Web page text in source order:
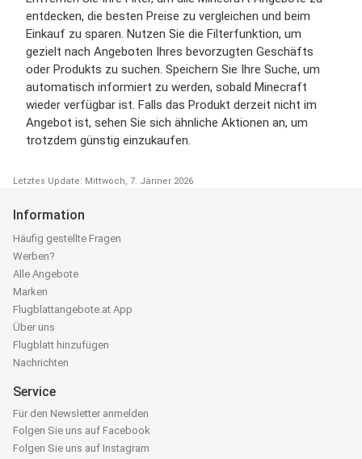
entdecken, die besten Preise zu vergleichen und beim
Einkauf zu sparen. Nutzen Sie die Filterfunktion, um
gezielt nach Angeboten Ihres bevorzugten Geschäfts
oder Produkts zu suchen. Speichern Sie Ihre Suche, um
automatisch informiert zu werden, sobald Minecraft
wieder verfügbar ist. Falls das Produkt derzeit nicht im
Angebot ist, sehen Sie sich ähnliche Aktionen an, um
trotzdem günstig einzukaufen.
Letztes Update: Mittwoch, 7. Jänner 2026
Information
Häufig gestellte Fragen
Werben?
Alle Angebote
Marken
Flugblattangebote.at App
Über uns
Flugblatt hinzufügen
Nachrichten
Service
Für den Newsletter anmelden
Folgen Sie uns auf Facebook
Folgen Sie uns auf Instagram